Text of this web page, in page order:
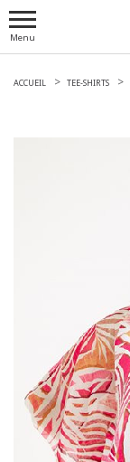
Menu
ACCUEIL TEE-SHIRTS